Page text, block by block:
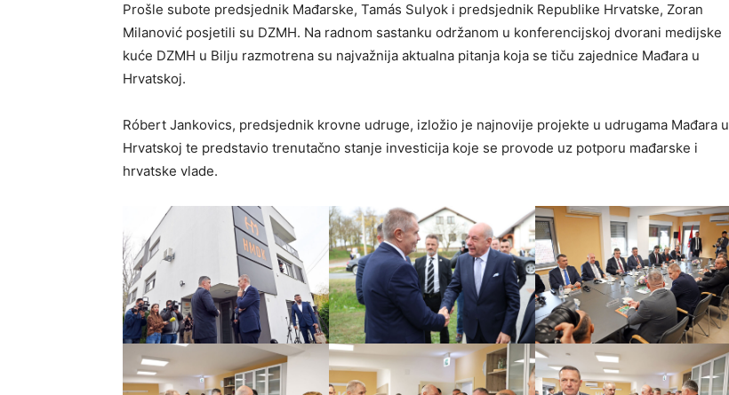
Prošle subote predsjednik Mađarske, Tamás Sulyok i predsjednik Republike Hrvatske, Zoran
Milanović posjetili su DZMH. Na radnom sastanku održanom u konferencijskoj dvorani medijske
kuće DZMH u Bilju razmotrena su najvažnija aktualna pitanja koja se tiču zajednice Mađara u
Hrvatskoj.
Róbert Jankovics, predsjednik krovne udruge, izložio je najnovije projekte u udrugama Mađara u
Hrvatskoj te predstavio trenutačno stanje investicija koje se provode uz potporu mađarske i
hrvatske vlade.